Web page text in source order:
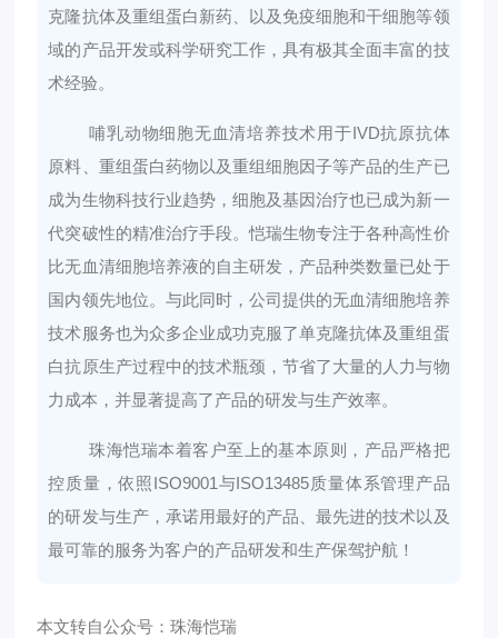
克隆抗体及重组蛋白新药、以及免疫细胞和干细胞等领
域的产品开发或科学研究工作，具有极其全面丰富的技
术经验。
哺乳动物细胞无血清培养技术用于IVD抗原抗体
原料、重组蛋白药物以及重组细胞因子等产品的生产已
成为生物科技行业趋势，细胞及基因治疗也已成为新一
代突破性的精准治疗手段。恺瑞生物专注于各种高性价
比无血清细胞培养液的自主研发，产品种类数量已处于
国内领先地位。与此同时，公司提供的无血清细胞培养
技术服务也为众多企业成功克服了单克隆抗体及重组蛋
白抗原生产过程中的技术瓶颈，节省了大量的人力与物
力成本，并显著提高了产品的研发与生产效率。
珠海恺瑞本着客户至上的基本原则，产品严格把
控质量，依照ISO9001与ISO13485质量体系管理产品
的研发与生产，承诺用最好的产品、最先进的技术以及
最可靠的服务为客户的产品研发和生产保驾护航！‍‍‍
本文转自公众号：珠海恺瑞